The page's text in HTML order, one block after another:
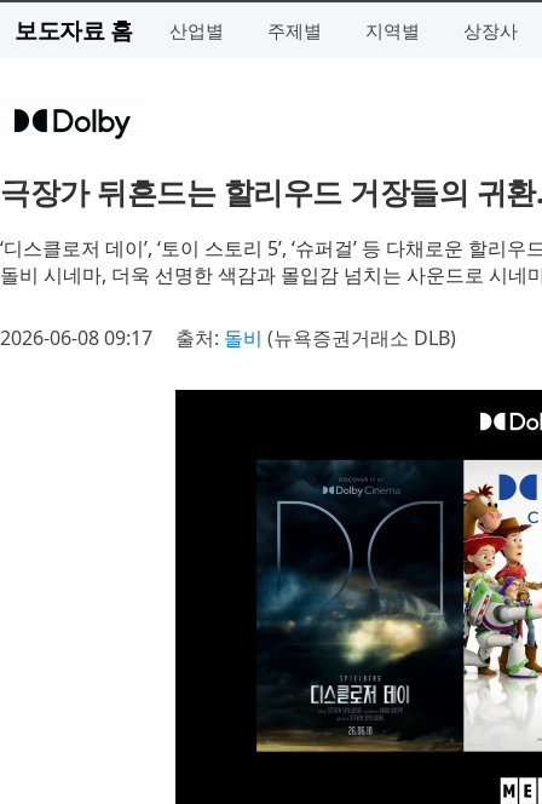
보도자료 홈 산업별 주제별 지역별 상장사
극장가 뒤흔드는 할리우드 거장들의 귀
‘디스클로저 데이’, ‘토이 스토리 5’, ‘슈퍼걸’ 등 다채로운 할리
돌비 시네마, 더욱 선명한 색감과 몰입감 넘치는 사운드로 시네
2026-06-08 09:17 출처: 돌비 (뉴욕증권거래소 DLB)